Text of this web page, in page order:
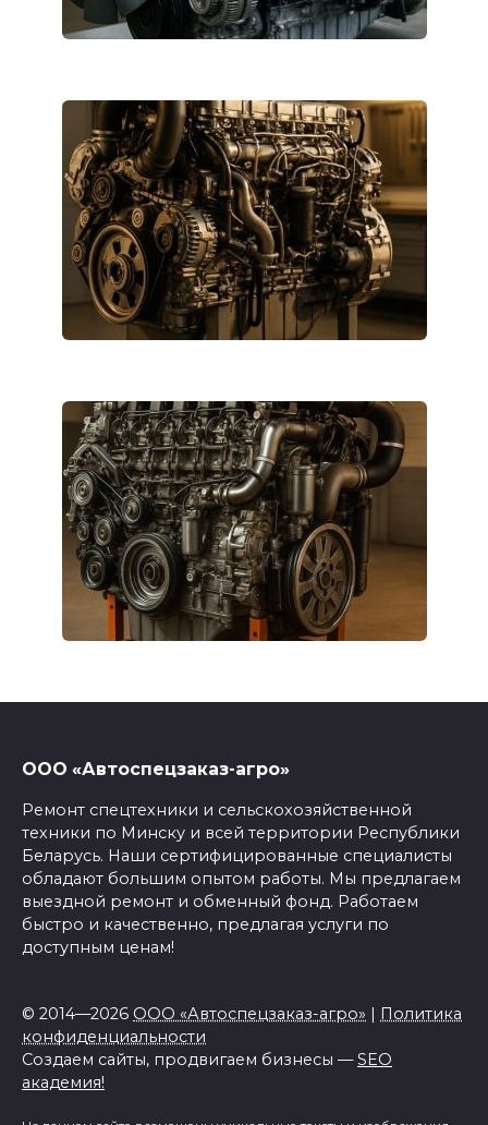
ООО «Автоспецзаказ-агро»
Ремонт спецтехники и сельскохозяйственной
техники по Минску и всей территории Республики
Беларусь. Наши сертифицированные специалисты
обладают большим опытом работы. Мы предлагаем
выездной ремонт и обменный фонд. Работаем
быстро и качественно, предлагая услуги по
доступным ценам!
© 2014—2026 ООО «Автоспецзаказ-агро» | Политика
конфиденциальности
Создаем сайты, продвигаем бизнесы — SEO
академия!